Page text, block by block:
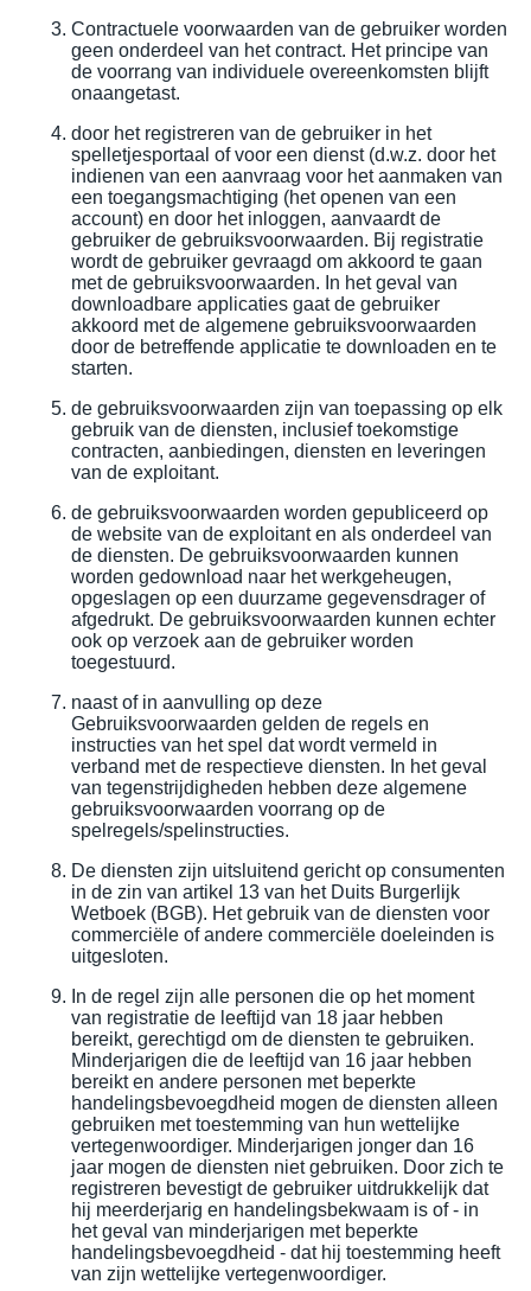
Contractuele voorwaarden van de gebruiker worden
geen onderdeel van het contract. Het principe van
de voorrang van individuele overeenkomsten blijft
onaangetast.
door het registreren van de gebruiker in het
spelletjesportaal of voor een dienst (d.w.z. door het
indienen van een aanvraag voor het aanmaken van
een toegangsmachtiging (het openen van een
account) en door het inloggen, aanvaardt de
gebruiker de gebruiksvoorwaarden. Bij registratie
wordt de gebruiker gevraagd om akkoord te gaan
met de gebruiksvoorwaarden. In het geval van
downloadbare applicaties gaat de gebruiker
akkoord met de algemene gebruiksvoorwaarden
door de betreffende applicatie te downloaden en te
starten.
de gebruiksvoorwaarden zijn van toepassing op elk
gebruik van de diensten, inclusief toekomstige
contracten, aanbiedingen, diensten en leveringen
van de exploitant.
de gebruiksvoorwaarden worden gepubliceerd op
de website van de exploitant en als onderdeel van
de diensten. De gebruiksvoorwaarden kunnen
worden gedownload naar het werkgeheugen,
opgeslagen op een duurzame gegevensdrager of
afgedrukt. De gebruiksvoorwaarden kunnen echter
ook op verzoek aan de gebruiker worden
toegestuurd.
naast of in aanvulling op deze
Gebruiksvoorwaarden gelden de regels en
instructies van het spel dat wordt vermeld in
verband met de respectieve diensten. In het geval
van tegenstrijdigheden hebben deze algemene
gebruiksvoorwaarden voorrang op de
spelregels/spelinstructies.
De diensten zijn uitsluitend gericht op consumenten
in de zin van artikel 13 van het Duits Burgerlijk
Wetboek (BGB). Het gebruik van de diensten voor
commerciële of andere commerciële doeleinden is
uitgesloten.
In de regel zijn alle personen die op het moment
van registratie de leeftijd van 18 jaar hebben
bereikt, gerechtigd om de diensten te gebruiken.
Minderjarigen die de leeftijd van 16 jaar hebben
bereikt en andere personen met beperkte
handelingsbevoegdheid mogen de diensten alleen
gebruiken met toestemming van hun wettelijke
vertegenwoordiger. Minderjarigen jonger dan 16
jaar mogen de diensten niet gebruiken. Door zich te
registreren bevestigt de gebruiker uitdrukkelijk dat
hij meerderjarig en handelingsbekwaam is of - in
het geval van minderjarigen met beperkte
handelingsbevoegdheid - dat hij toestemming heeft
van zijn wettelijke vertegenwoordiger.